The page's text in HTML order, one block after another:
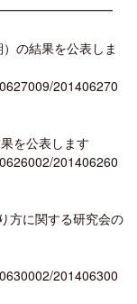
の結果を公表しま
201406270
を公表します
201406260
方に関する研究会の
201406300